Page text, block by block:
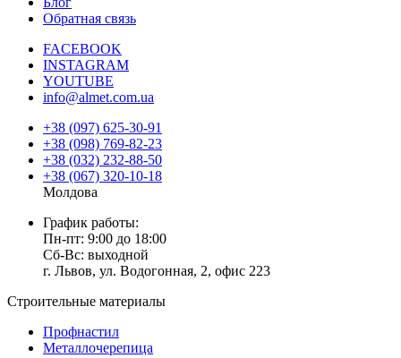
Обратная связь
FACEBOOK
INSTAGRAM
YOUTUBE
info@almet.com.ua
+38 (097) 625-30-91
+38 (098) 769-82-23
+38 (032) 232-88-50
+38 (067) 320-10-18
Молдова
График работы:
Пн-пт: 9:00 до 18:00
Сб-Вс: выходной
г. Львов, ул. Водогонная, 2, офис 223
Строительные материалы
Профнастил
Металлочерепица